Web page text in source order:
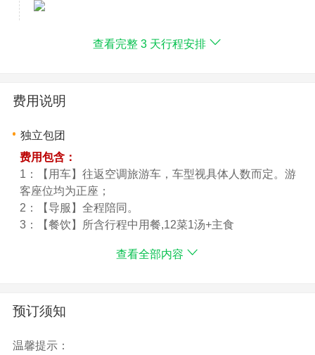
查看完整 3 天行程安排
费用说明
独立包团
费用包含：
1：【用车】往返空调旅游车，车型视具体人数而定。游
客座位均为正座；
2：【导服】全程陪同。
3：【餐饮】所含行程中用餐,12菜1汤+主食
5：【保险】旅游人身意外保险。
【北京地接研学】+【国内研学】+【国际研学】【公司定
查看全部内容
预订须知
温馨提示：